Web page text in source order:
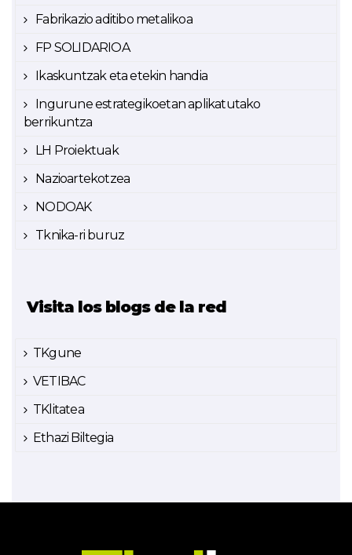
Fabrikazio aditibo metalikoa
FP SOLIDARIOA
Ikaskuntzak eta etekin handia
Ingurune estrategikoetan aplikatutako
berrikuntza
LH Proiektuak
Nazioartekotzea
NODOAK
Tknika-ri buruz
Visita los blogs de la red
TKgune
VETIBAC
TKlitatea
Ethazi Biltegia